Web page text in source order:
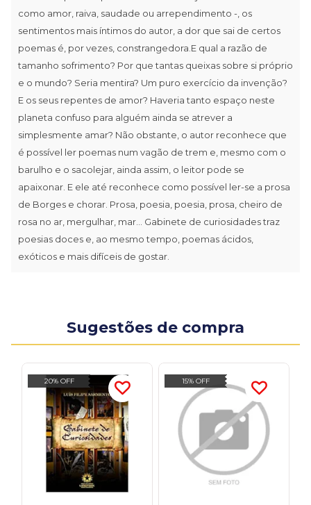
como amor, raiva, saudade ou arrependimento -, os
sentimentos mais íntimos do autor, a dor que sai de certos
poemas é, por vezes, constrangedora.E qual a razão de
tamanho sofrimento? Por que tantas queixas sobre si próprio
e o mundo? Seria mentira? Um puro exercício da invenção?
E os seus repentes de amor? Haveria tanto espaço neste
planeta confuso para alguém ainda se atrever a
simplesmente amar? Não obstante, o autor reconhece que
é possível ler poemas num vagão de trem e, mesmo com o
barulho e o sacolejar, ainda assim, o leitor pode se
apaixonar. E ele até reconhece como possível ler-se a prosa
de Borges e chorar. Prosa, poesia, poesia, prosa, cheiro de
rosa no ar, mergulhar, mar... Gabinete de curiosidades traz
poesias doces e, ao mesmo tempo, poemas ácidos,
exóticos e mais difíceis de gostar.
Sugestões de compra
20% OFF 15% OFF